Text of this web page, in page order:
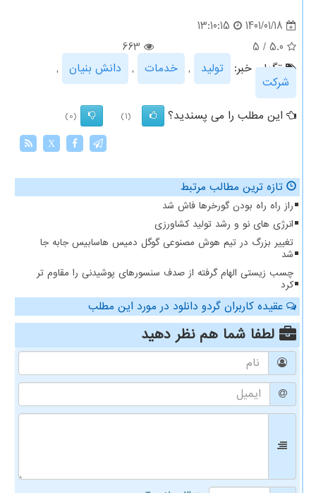
1401/01/18
13:10:15
5.0
/
5
663
تگهای خبر:
تولید , خدمات , دانش بنیان
,
شركت
این مطلب را می پسندید؟
(1)
(0)
X
تازه ترین مطالب مرتبط
راز راه راه بودن گورخرها فاش شد
انرژی های نو و رشد تولید کشاورزی
تغییر بزرگ در تیم هوش مصنوعی گوگل دمیس هاسابیس جابه جا
شد
چسب زیستی الهام گرفته از صدف سنسورهای پوشیدنی را مقاوم تر
کرد
عقیده کاربران گردو دانلود در مورد این مطلب
لطفا شما همنظر دهید